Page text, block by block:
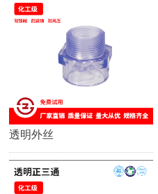
透明外丝